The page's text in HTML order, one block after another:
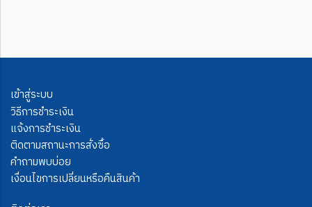
เข้าสู่ระบบ
วิธีการชำระเงิน
แจ้งการชำระเงิน
ติดตามสถานะการสั่งซื้อ
คำถามพบบ่อย
เงื่อนไขการเปลี่ยนหรือคืนสินค้า